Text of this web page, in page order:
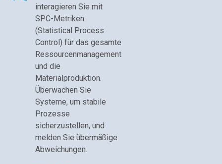
interagieren Sie mit
SPC-Metriken
(Statistical Process
Control) für das gesamte
Ressourcenmanagement
und die
Materialproduktion.
Überwachen Sie
Systeme, um stabile
Prozesse
sicherzustellen, und
melden Sie übermäßige
Abweichungen.